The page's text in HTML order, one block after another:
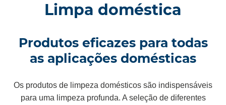
Limpa doméstica
Produtos eficazes para todas
as aplicações domésticas
Os produtos de limpeza domésticos são indispensáveis
para uma limpeza profunda. A seleção de diferentes